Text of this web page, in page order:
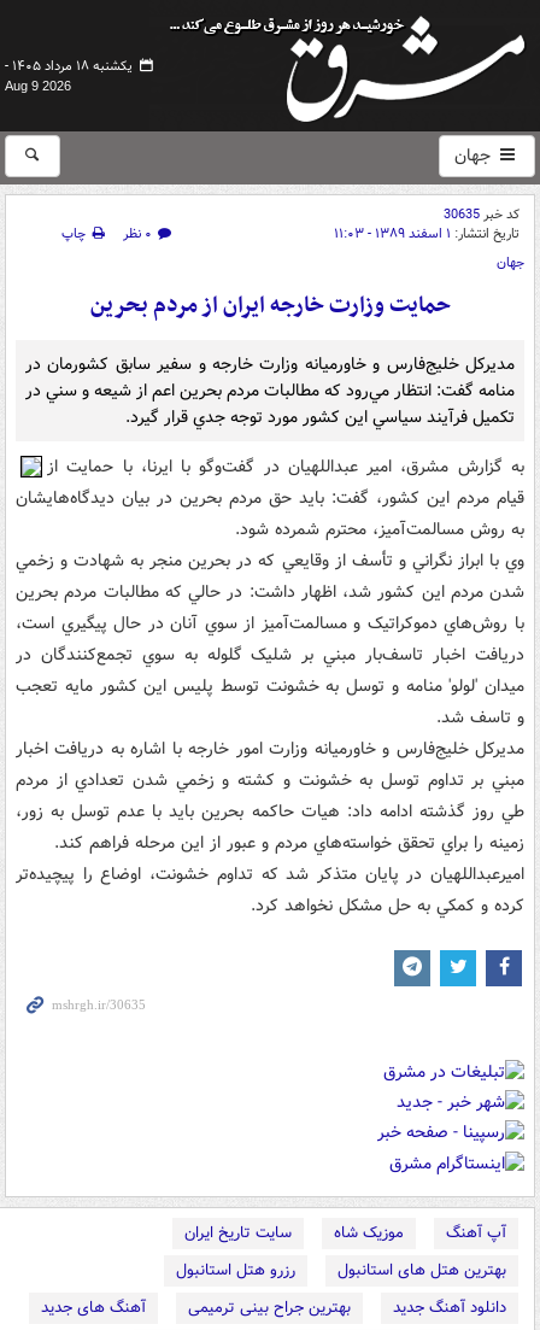
یکشنبه ۱۸ مرداد ۱۴۰۵ -
Aug 9 2026
جهان
کد خبر30635
تاریخ انتشار: ۱ اسفند ۱۳۸۹ - ۱۱:۰۳ ۰ نظر
چاپ
جهان
حمايت وزارت خارجه ايران از مردم بحرين
مديرکل خليج‌فارس و خاورميانه وزارت خارجه و سفير سابق کشورمان در
منامه گفت: انتظار مي‌رود که مطالبات مردم بحرين اعم از شيعه و سني در
تکميل فرآيند سياسي اين کشور مورد توجه جدي قرار گيرد.
به گزارش مشرق، امير عبداللهيان در گفت‌وگو با ايرنا، با حمايت از
قيام مردم اين کشور، گفت: بايد حق مردم بحرين در بيان ديدگاه‌هايشان
به روش مسالمت‌آميز، محترم شمرده شود.
وي با ابراز نگراني و تأسف از وقايعي که در بحرين منجر به شهادت و زخمي
شدن مردم اين کشور شد، اظهار داشت: در حالي که مطالبات مردم بحرين
با روش‌هاي دموکراتيک و مسالمت‌آميز از سوي آنان در حال پيگيري است،
دريافت اخبار تاسف‌بار مبني بر شليک گلوله به سوي تجمع‌کنندگان در
ميدان 'لولو' منامه و توسل به خشونت توسط پليس اين کشور مايه تعجب
و تاسف شد.
مديرکل خليج‌فارس و خاورميانه وزارت امور خارجه با اشاره به دريافت اخبار
مبني بر تداوم توسل به خشونت و کشته و زخمي شدن تعدادي از مردم
طي روز گذشته ادامه داد: هيات حاکمه بحرين بايد با عدم توسل به زور،
زمينه را براي تحقق خواسته‌هاي مردم و عبور از اين مرحله فراهم کند.
اميرعبداللهيان در پايان متذکر شد که تداوم خشونت، اوضاع را پيچيده‌تر
کرده و کمکي به حل مشکل نخواهد کرد.
آپ آهنگ موزیک شاه
سایت تاریخ ایران
بهترین هتل های استانبول
رزرو هتل استانبول
دانلود آهنگ جدید
بهترین جراح بینی ترمیمی
آهنگ های جدید